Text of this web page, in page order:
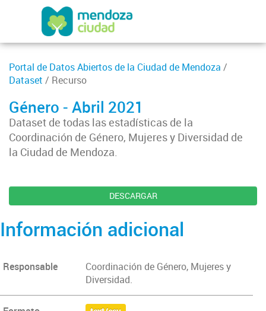
Portal de Datos Abiertos de la Ciudad de Mendoza /
Dataset / Recurso
Género - Abril 2021
Dataset de todas las estadísticas de la
Coordinación de Género, Mujeres y Diversidad de
la Ciudad de Mendoza.
DESCARGAR
Información adicional
Responsable
Coordinación de Género, Mujeres y
Diversidad.